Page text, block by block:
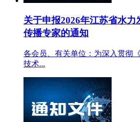
关于申报2026年江苏省水
传播专家的通知
各会员、有关单位：为深入贯彻
技术...